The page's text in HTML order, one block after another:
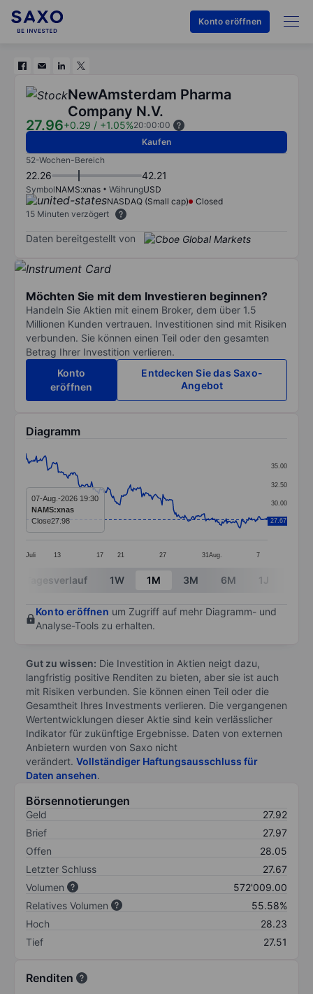
Konto eröffnen
NewAmsterdam Pharma
Company N.V.
27.96+0.29 / +1.05%20:00:00
Kaufen
52-Wochen-Bereich
22.26 42.21
SymbolNAMS:xnas WährungUSD
NASDAQ (Small cap)
Closed
15 Minuten verzögert
Daten bereitgestellt von
Möchten Sie mit dem Investieren beginnen?
Handeln Sie Aktien mit einem Broker, dem über 1.5
Millionen Kunden vertrauen. Investitionen sind mit Risiken
verbunden. Sie können einen Teil oder den gesamten
Betrag Ihrer Investition verlieren.
Konto
eröffnen
Entdecken Sie das Saxo-
Angebot
Diagramm
Line chart with 299 data points.
The chart has 1 X axis displaying categories.
The chart has 1 Y axis displaying values. Data
Juli 13 17 21 27 31 Aug. 7
27.50
30.00
32.50
35.00
27.67
07-Aug.-2026 19:30
NAMS:xnas
Close27.98
End of interactive chart.
Tagesverlauf 1W 1M 3M 6M 1J
Konto eröffnen um Zugriff auf mehr Diagramm- und
Analyse-Tools zu erhalten.
Gut zu wissen: Die Investition in Aktien neigt dazu,
langfristig positive Renditen zu bieten, aber sie ist auch
mit Risiken verbunden. Sie können einen Teil oder die
Gesamtheit Ihres Investments verlieren. Die vergangenen
Wertentwicklungen dieser Aktie sind kein verlässlicher
Indikator für zukünftige Ergebnisse. Daten von externen
Anbietern wurden von Saxo nicht
verändert. Vollständiger Haftungsausschluss für
Daten ansehen.
Börsennotierungen
Geld
27.92
Brief
27.97
Offen
28.05
Letzter Schluss
27.67
Volumen
572'009.00
Relatives Volumen
55.58%
Hoch
28.23
Tief
27.51
Renditen